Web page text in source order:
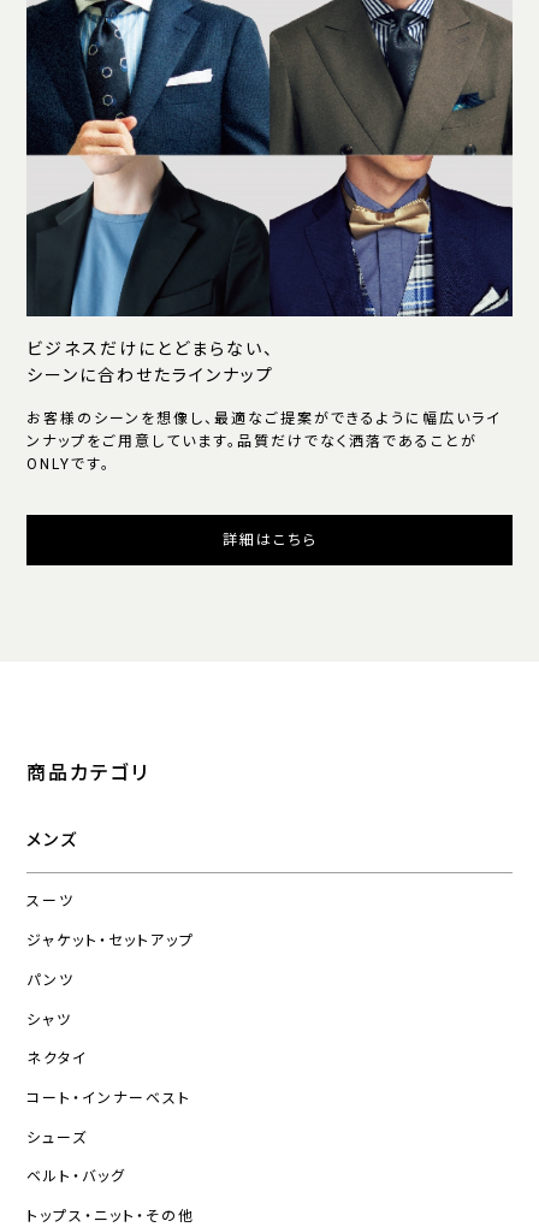
ビジネスだけにとどまらない、
シーンに合わせたラインナップ
お客様のシーンを想像し、最適なご提案ができるように幅広いライ
ンナップをご用意しています。品質だけでなく洒落であることが
ONLYです。
詳細はこちら
商品カテゴリ
メンズ
スーツ
ジャケット・セットアップ
パンツ
シャツ
ネクタイ
コート・インナーベスト
シューズ
ベルト・バッグ
トップス・ニット・その他